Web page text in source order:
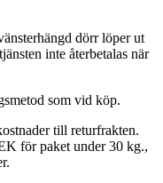
dörr löper ut
inte återbetalas när
som vid köp.
till returfrakten.
för paket under 30 kg.,